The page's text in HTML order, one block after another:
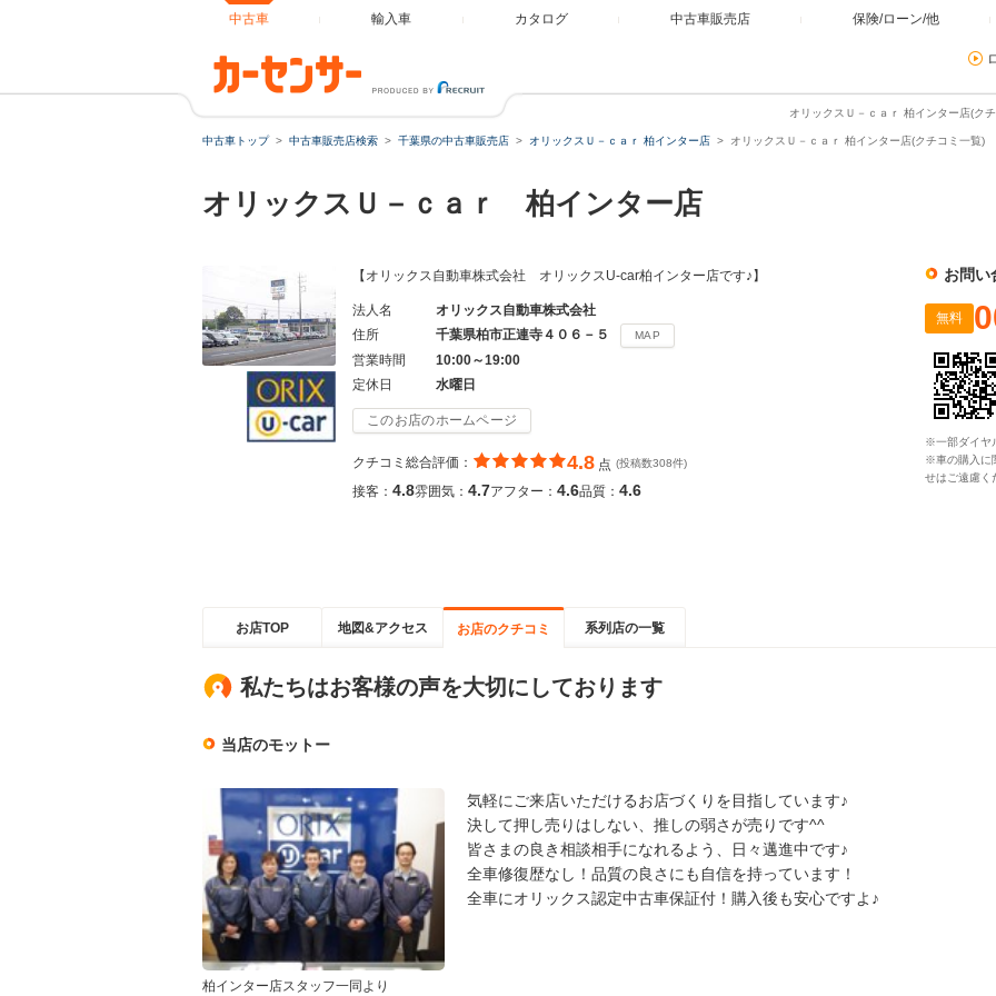
中古車 輸入車 カタログ 中古車販売店 保険/ローン/他
オリックスＵ－ｃａｒ 柏インター店(ク
中古車トップ 中古車販売店検索 千葉県の中古車販売店 オリックスＵ－ｃａｒ 柏インター店 オリックスＵ－ｃａｒ 柏インター店(クチコミ一覧)
オリックスＵ－ｃａｒ 柏インター店
【オリックス自動車株式会社 オリックスU-car柏インター店です♪】
法人名
オリックス自動車株式会社
住所
千葉県柏市正連寺４０６－５ MAP
営業時間
10:00～19:00
定休日
水曜日
このお店のホームページ
クチコミ総合評価： 4.8 点 (投稿数308件)
接客： 4.8雰囲気： 4.7アフター： 4.6品質： 4.6
お問い
無料
※一部ダイヤ
※車の購入に
せはご遠慮く
お店TOP 地図&アクセス お店のクチコミ 系列店の一覧
私たちはお客様の声を大切にしております
当店のモットー
柏インター店スタッフ一同より
気軽にご来店いただけるお店づくりを目指しています♪
決して押し売りはしない、推しの弱さが売りです^^
皆さまの良き相談相手になれるよう、日々邁進中です♪
全車修復歴なし！品質の良さにも自信を持っています！
全車にオリックス認定中古車保証付！購入後も安心ですよ♪